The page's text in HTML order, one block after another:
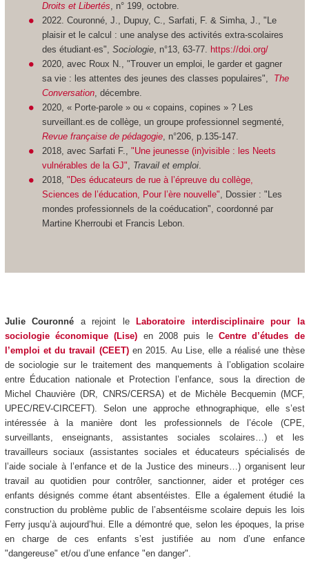
Droits et Libertés, n° 199, octobre.
2022. Couronné, J., Dupuy, C., Sarfati, F. & Simha, J., "Le
plaisir et le calcul : une analyse des activités extra-scolaires
des étudiant·es",Sociologie, n°13, 63-77. https://doi.org/
2020, avec Roux N., "Trouver un emploi, le garder et gagner
sa vie : les attentes des jeunes des classes populaires", The
Conversation, décembre.
2020, « Porte-parole » ou « copains, copines » ? Les
surveillant.es de collège, un groupe professionnel segmenté,
Revue française de pédagogie, n°206, p.135-147.
2018, avec Sarfati F.,"Une jeunesse (in)visible : les Neets
vulnérables de la GJ", Travail et emploi.
2018,"Des éducateurs de rue à l’épreuve du collège,
Sciences de l’éducation, Pour l’ère nouvelle", Dossier : "Les
mondes professionnels de la coéducation", coordonné par
Martine Kherroubi et Francis Lebon.
Julie Couronné a rejoint le
Laboratoire interdisciplinaire pour la
sociologie économique (Lise) en 2008 puis le Centre d’études de
l’emploi et du travail (CEET)en 2015. Au Lise, elle a réalisé une thèse
de sociologie sur le traitement des manquements à l’obligation scolaire
entre Éducation nationale et Protection l’enfance, sous la direction de
Michel Chauvière (DR, CNRS/CERSA) et de Michèle Becquemin (MCF,
UPEC/REV-CIRCEFT). Selon une approche ethnographique, elle s’est
intéressée à la manière dont les professionnels de l’école (CPE,
surveillants, enseignants, assistantes sociales scolaires…) et les
travailleurs sociaux (assistantes sociales et éducateurs spécialisés de
l’aide sociale à l’enfance et de la Justice des mineurs…) organisent leur
travail au quotidien pour contrôler, sanctionner, aider et protéger ces
enfants désignés comme étant absentéistes. Elle a également étudié la
construction du problème public de l’absentéisme scolaire depuis les lois
Ferry jusqu’à aujourd’hui. Elle a démontré que, selon les époques, la prise
en charge de ces enfants s’est justifiée au nom d’une enfance
"dangereuse" et/ou d’une enfance "en danger".